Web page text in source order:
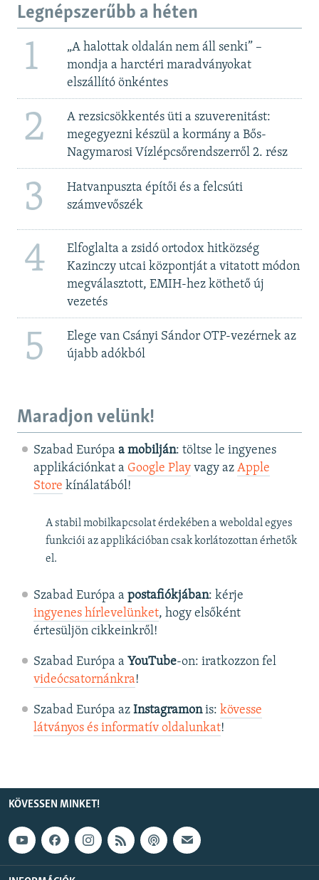
Legnépszerűbb a héten
1
„A halottak oldalán nem áll senki” –
mondja a harctéri maradványokat
elszállító önkéntes
2
A rezsicsökkentés üti a szuverenitást:
megegyezni készül a kormány a Bős-
Nagymarosi Vízlépcsőrendszerről 2. rész
3
Hatvanpuszta építői és a felcsúti
számvevőszék
4
Elfoglalta a zsidó ortodox hitközség
Kazinczy utcai központját a vitatott módon
megválasztott, EMIH-hez köthető új
vezetés
5
Elege van Csányi Sándor OTP-vezérnek az
újabb adókból
Maradjon velünk!
Szabad Európa a mobilján: töltse le ingyenes
applikációnkat a Google Playvagy az Apple
Store kínálatából!
A stabil mobilkapcsolat érdekében a weboldal egyes
funkciói az applikációban csak korlátozottan érhetők
el.
Szabad Európa a postafiókjában: kérje
ingyenes hírlevelünket, hogy elsőként
értesüljön cikkeinkről!
Szabad Európa a YouTube-on: iratkozzon fel
videócsatornánkra!
Szabad Európa az Instagramonis: kövesse
látványos és informatív oldalunkat! ​
KÖVESSEN MINKET!